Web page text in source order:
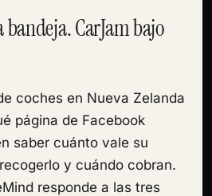
CarJam bajo
coches en Nueva Zelanda
página de Facebook
saber cuánto vale su
y cuándo cobran.
responde a las tres